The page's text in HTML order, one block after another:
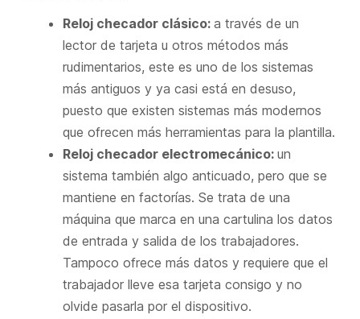
Reloj checador clásico: a través de un
lector de tarjeta u otros métodos más
rudimentarios, este es uno de los sistemas
más antiguos y ya casi está en desuso,
puesto que existen sistemas más modernos
que ofrecen más herramientas para la plantilla.
Reloj checador electromecánico: un
sistema también algo anticuado, pero que se
mantiene en factorías. Se trata de una
máquina que marca en una cartulina los datos
de entrada y salida de los trabajadores.
Tampoco ofrece más datos y requiere que el
trabajador lleve esa tarjeta consigo y no
olvide pasarla por el dispositivo.